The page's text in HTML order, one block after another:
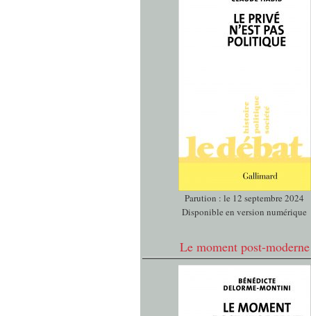
Parution : le 12 septembre 2024
Disponible en version numérique
Le moment post-moderne